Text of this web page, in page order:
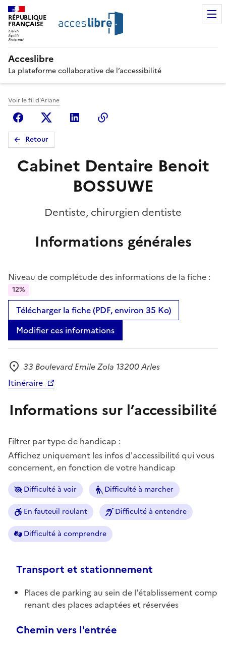
RÉPUBLIQUE
FRANÇAISE
Acceslibre
La plateforme collaborative de l’accessibilité
Voir le fil d'Ariane
FacebookX (anciennement Twitter)
Linkedin
Retour
Cabinet Dentaire Benoit
BOSSUWE
Dentiste, chirurgien dentiste
Informations générales
Niveau de complétude des informations de la fiche :
12%
Télécharger la fiche (PDF, environ 35 Ko)
Modifier ces informations
Adresse
33 Boulevard Emile Zola 13200 Arles
Itinéraire
Informations sur l’accessibilité
Filtrer par type de handicap :
Affichez uniquement les infos d'accessibilité qui vous
concernent, en fonction de votre handicap
Difficulté à voir Difficulté à marcher
En fauteuil roulant Difficulté à entendre
Difficulté à comprendre
Transport et stationnement
Places de parking au sein de l'établissement comp
renant des places adaptées et réservées
Chemin vers l'entrée